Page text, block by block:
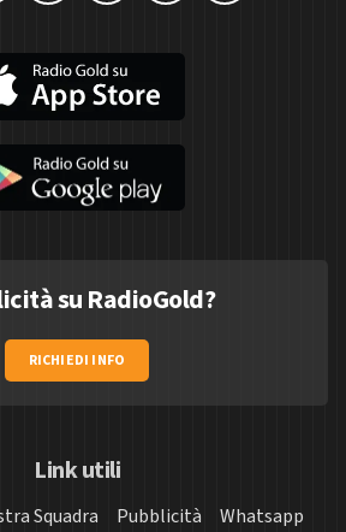
su RadioGold?
RICHIEDI INFO
Link utili
Squadra Pubblicità
Whatsapp